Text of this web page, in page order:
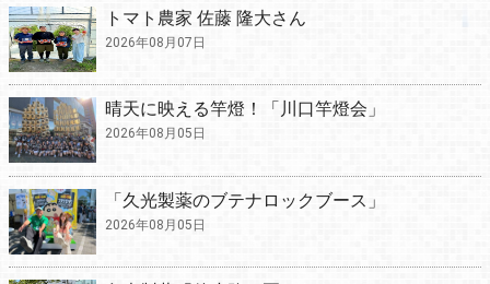
トマト農家 佐藤 隆大さん
2026年08月07日
晴天に映える竿燈！「川口竿燈会」
2026年08月05日
「久光製薬のブテナロックブース」
2026年08月05日